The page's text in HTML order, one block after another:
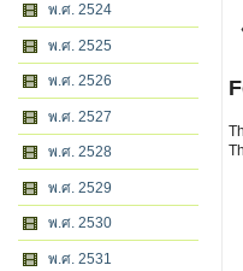
พ.ศ. 2524
พ.ศ. 2525
พ.ศ. 2526
พ.ศ. 2527
พ.ศ. 2528
พ.ศ. 2529
พ.ศ. 2530
พ.ศ. 2531